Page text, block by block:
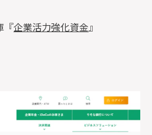
『企業活力強化資金』